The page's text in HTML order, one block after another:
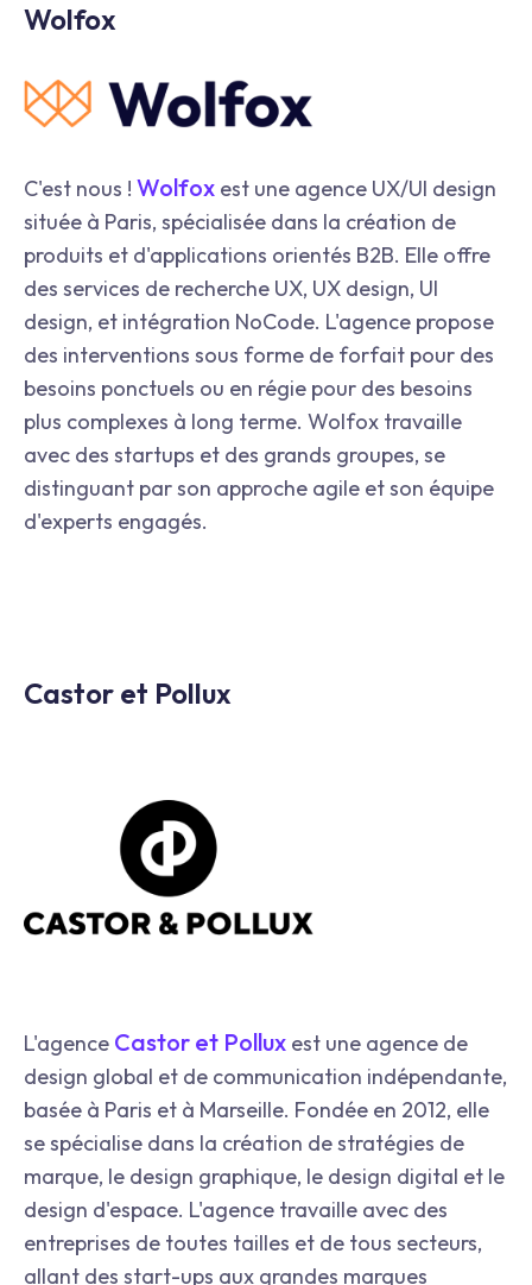
Wolfox
C'est nous ! Wolfox est une agence UX/UI design
située à Paris, spécialisée dans la création de
produits et d'applications orientés B2B. Elle offre
des services de recherche UX, UX design, UI
design, et intégration NoCode. L'agence propose
des interventions sous forme de forfait pour des
besoins ponctuels ou en régie pour des besoins
plus complexes à long terme. Wolfox travaille
avec des startups et des grands groupes, se
distinguant par son approche agile et son équipe
d'experts engagés.
Castor et Pollux
L'agence Castor et Pollux est une agence de
design global et de communication indépendante,
basée à Paris et à Marseille. Fondée en 2012, elle
se spécialise dans la création de stratégies de
marque, le design graphique, le design digital et le
design d'espace. L'agence travaille avec des
entreprises de toutes tailles et de tous secteurs,
allant des start-ups aux grandes marques